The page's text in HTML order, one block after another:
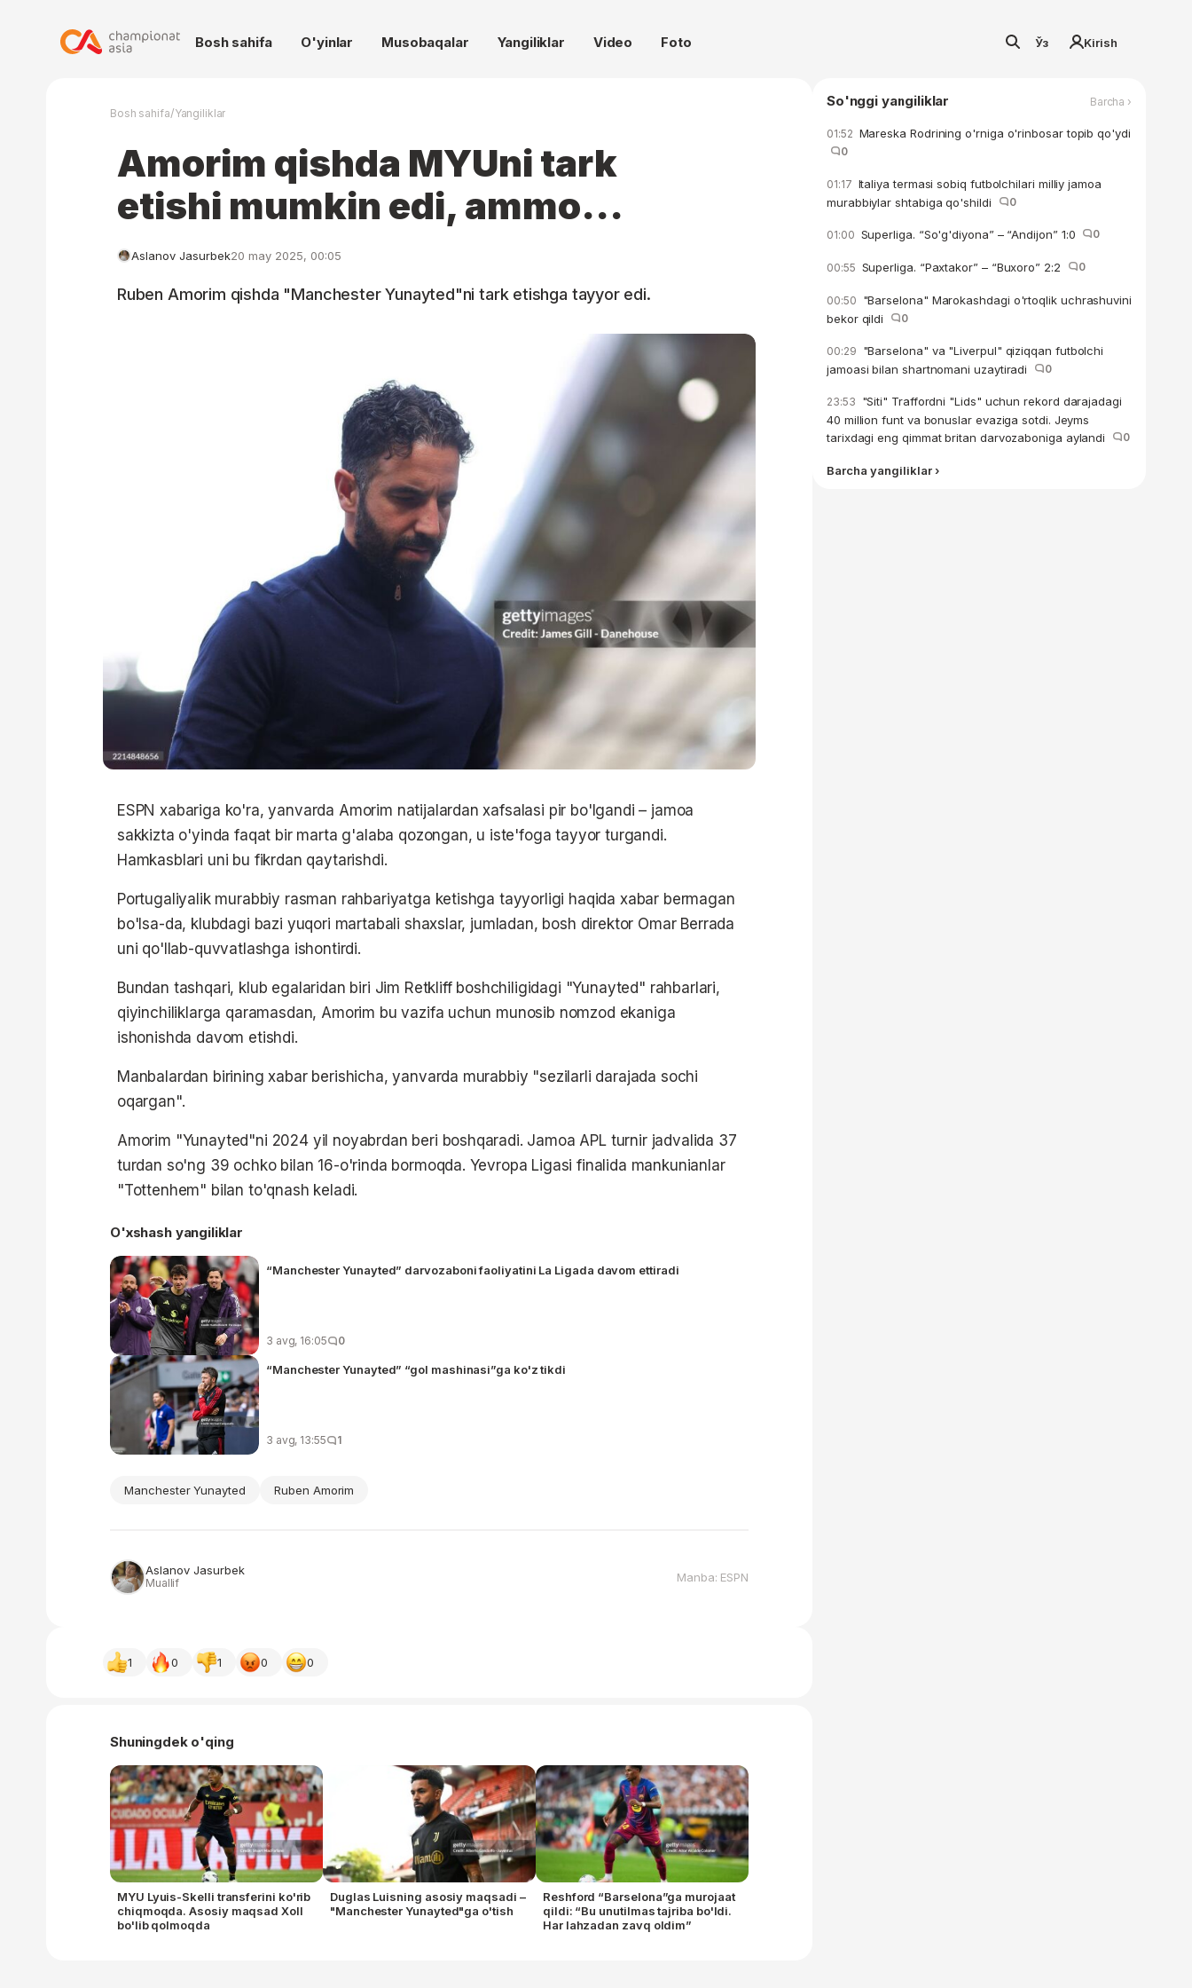
Bosh sahifa O'yinlar Musobaqalar Yangiliklar Video Foto Ўз Kirish
Bosh sahifa/Yangiliklar
Amorim qishda MYUni tark
etishi mumkin edi, ammo...
Aslanov Jasurbek20 may 2025, 00:05
Ruben Amorim qishda "Manchester Yunayted"ni tark etishga tayyor edi.
ESPN xabariga ko'ra, yanvarda Amorim natijalardan xafsalasi pir bo'lgandi – jamoa
sakkizta o'yinda faqat bir marta g'alaba qozongan, u iste'foga tayyor turgandi.
Hamkasblari uni bu fikrdan qaytarishdi.
Portugaliyalik murabbiy rasman rahbariyatga ketishga tayyorligi haqida xabar bermagan
bo'lsa-da, klubdagi bazi yuqori martabali shaxslar, jumladan, bosh direktor Omar Berrada
uni qo'llab-quvvatlashga ishontirdi.
Bundan tashqari, klub egalaridan biri Jim Retkliff boshchiligidagi "Yunayted" rahbarlari,
qiyinchiliklarga qaramasdan, Amorim bu vazifa uchun munosib nomzod ekaniga
ishonishda davom etishdi.
Manbalardan birining xabar berishicha, yanvarda murabbiy "sezilarli darajada sochi
oqargan".
Amorim "Yunayted"ni 2024 yil noyabrdan beri boshqaradi. Jamoa APL turnir jadvalida 37
turdan so'ng 39 ochko bilan 16-o'rinda bormoqda. Yevropa Ligasi finalida mankunianlar
"Tottenhem" bilan to'qnash keladi.
O'xshash yangiliklar
“Manchester Yunayted” darvozaboni faoliyatini La Ligada davom ettiradi
3 avg, 16:05 0
“Manchester Yunayted” “gol mashinasi”ga ko'z tikdi
3 avg, 13:55 1
Manchester Yunayted Ruben Amorim
Aslanov Jasurbek
Muallif Manba: ESPN
1 0 1 0 0
Shuningdek o'qing
MYU Lyuis-Skelli transferini ko'rib
chiqmoqda. Asosiy maqsad Xoll
bo'lib qolmoqda
Duglas Luisning asosiy maqsadi –
"Manchester Yunayted"ga o'tish
Reshford “Barselona”ga murojaat
qildi: “Bu unutilmas tajriba bo'ldi.
Har lahzadan zavq oldim”
So'nggi yangiliklar Barcha ›
01:52 Mareska Rodrining o'rniga o'rinbosar topib qo'ydi
0
01:17 Italiya termasi sobiq futbolchilari milliy jamoa
murabbiylar shtabiga qo'shildi
0
01:00 Superliga. “So'g'diyona” – “Andijon” 1:0 0
00:55 Superliga. “Paxtakor” – “Buxoro” 2:2 0
00:50 "Barselona" Marokashdagi o'rtoqlik uchrashuvini
bekor qildi
0
00:29 "Barselona" va "Liverpul" qiziqqan futbolchi
jamoasi bilan shartnomani uzaytiradi
0
23:53 "Siti" Traffordni "Lids" uchun rekord darajadagi
40 million funt va bonuslar evaziga sotdi. Jeyms
tarixdagi eng qimmat britan darvozaboniga aylandi
0
Barcha yangiliklar ›